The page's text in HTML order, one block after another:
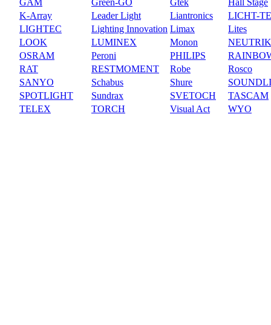
GAM
Green-GO Gtek
Hall Stage
K-Array
Leader Light Liantronics
LICHT-
LIGHTEC
Lighting Innovation Limax
Lites
LOOK
LUMINEX Monon
NEUTRIK
OSRAM
Peroni PHILIPS
RAT
RESTMOMENT Robe
Rosco
SANYO
Schabus Shure
SPOTLIGHT
Sundrax SVETOCH
TASCAM
TELEX
TORCH Visual Act WYO